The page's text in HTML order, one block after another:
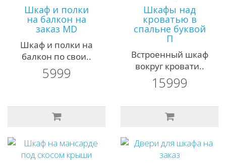
Шкаф и полки
на балкон на
заказ MD
Шкаф и полки на
балкон по свои..
5999
Шкафы над
кроватью в
спальне буквой
П
Встроенный шкаф
вокруг кровати..
15999